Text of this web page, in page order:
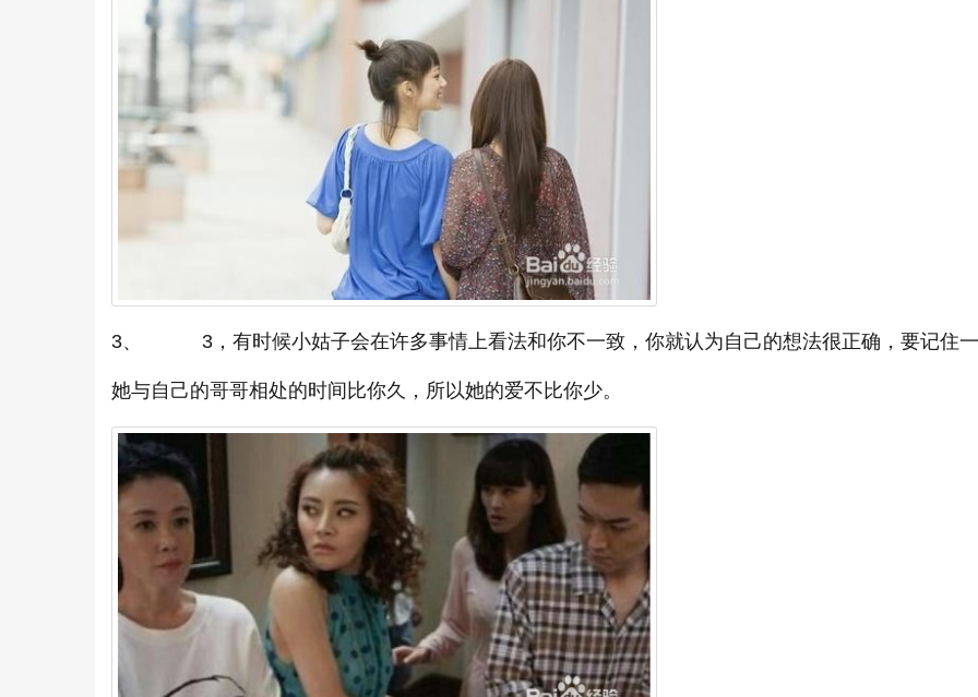
3、 3，有时候小姑子会在许多事情上看法和你不一致，你就认为自己的想法很正确，要记住
她与自己的哥哥相处的时间比你久，所以她的爱不比你少。